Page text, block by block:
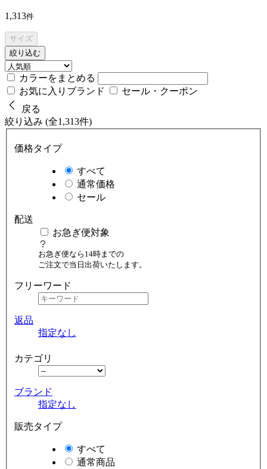
1,313件
サイズ
絞り込む
カラーをまとめる
お気に入りブランド
セール・クーポン
戻る
絞り込み (全1,313件)
価格タイプ
すべて
通常価格
セール
配送
お急ぎ便対象
お急ぎ便なら14時までの
ご注文で当日出荷いたします。
フリーワード
返品
指定なし
カテゴリ
ブランド
指定なし
販売タイプ
すべて
通常商品